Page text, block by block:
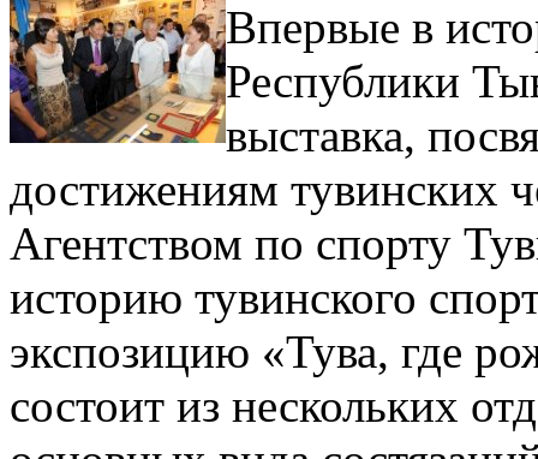
Впервые в
Республики
выставка,
достижениям тувинских
Агентством по спорту
историю тувинского
экспозицию «Тува, где
состоит из нескольких